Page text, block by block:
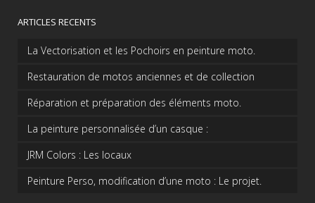
ARTICLES RECENTS
La Vectorisation et les Pochoirs en peinture moto.
Restauration de motos anciennes et de collection
Réparation et préparation des éléments moto.
La peinture personnalisée d’un casque :
JRM Colors : Les locaux
Peinture Perso, modification d’une moto : Le projet.